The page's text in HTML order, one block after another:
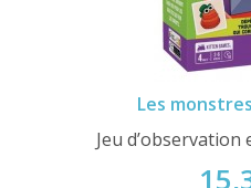
Les
Jeu d’observation